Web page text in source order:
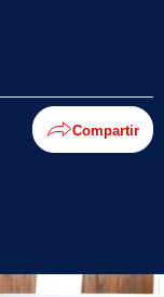
Compartir